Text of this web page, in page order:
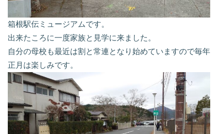
箱根駅伝ミュージアムです。
出来たころに一度家族と見学に来ました。
自分の母校も最近は割と常連となり始めていますので毎年
正月は楽しみです。